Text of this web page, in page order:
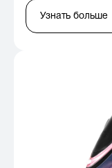
Узнать больше